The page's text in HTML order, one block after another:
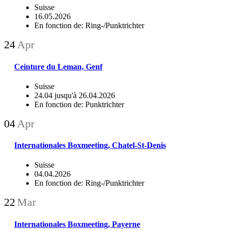
Suisse
16.05.2026
En fonction de: Ring-/Punktrichter
24Apr
Ceinture du Leman, Genf
Suisse
24.04 jusqu'à 26.04.2026
En fonction de: Punktrichter
04 Apr
Internationales Boxmeeting, Chatel-St-Denis
Suisse
04.04.2026
En fonction de: Ring-/Punktrichter
22 Mar
Internationales Boxmeeting, Payerne